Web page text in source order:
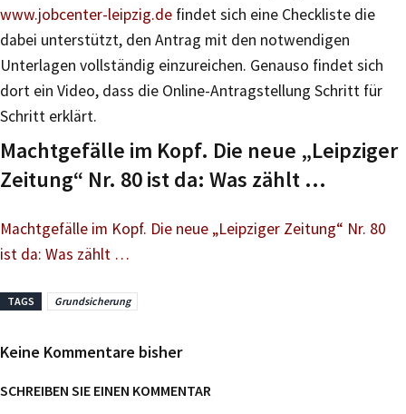
www.jobcenter-leipzig.de findet sich eine Checkliste die
dabei unterstützt, den Antrag mit den notwendigen
Unterlagen vollständig einzureichen. Genauso findet sich
dort ein Video, dass die Online-Antragstellung Schritt für
Schritt erklärt.
Machtgefälle im Kopf. Die neue „Leipziger
Zeitung“ Nr. 80 ist da: Was zählt …
Machtgefälle im Kopf. Die neue „Leipziger Zeitung“ Nr. 80
ist da: Was zählt …
TAGS Grundsicherung
Keine Kommentare bisher
SCHREIBEN SIE EINEN KOMMENTAR